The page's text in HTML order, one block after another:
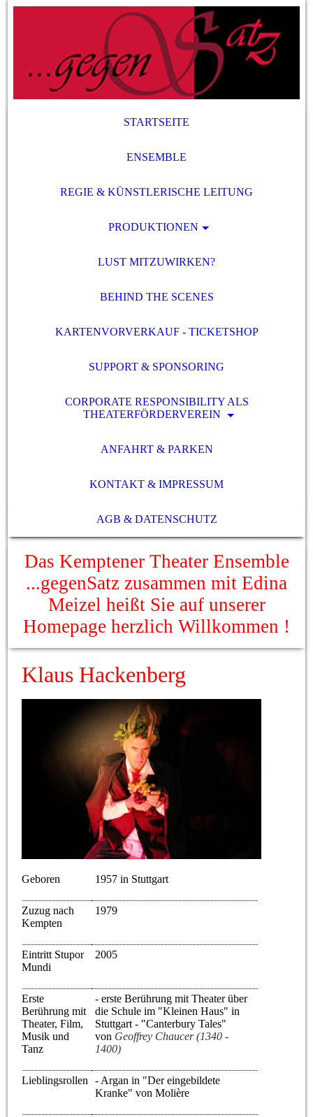
STARTSEITE
ENSEMBLE
REGIE & KÜNSTLERISCHE LEITUNG
PRODUKTIONEN
LUST MITZUWIRKEN?
BEHIND THE SCENES
KARTENVORVERKAUF - TICKETSHOP
SUPPORT & SPONSORING
CORPORATE RESPONSIBILITY ALS
THEATERFÖRDERVEREIN
ANFAHRT & PARKEN
KONTAKT & IMPRESSUM
AGB & DATENSCHUTZ
Das Kemptener Theater Ensemble
...gegenSatz zusammen mit Edina
Meizel heißt Sie auf unserer
Homepage herzlich Willkommen !
Klaus Hackenberg
Geboren 1957 in Stuttgart
Zuzug nach
Kempten
1979
Eintritt Stupor
Mundi
2005
Erste
Berührung mit
Theater, Film,
Musik und
Tanz
- erste Berührung mit Theater über
die Schule im "Kleinen Haus" in
Stuttgart - "Canterbury Tales"
von Geoffrey Chaucer (1340 -
1400)
Lieblingsrollen
- Argan in "Der eingebildete
Kranke" von Molière